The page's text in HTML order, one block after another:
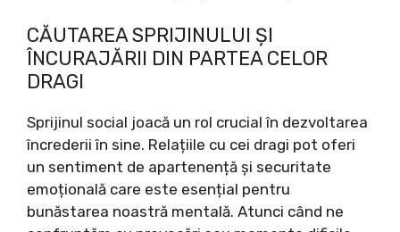
CĂUTAREA SPRIJINULUI ȘI
ÎNCURAJĂRII DIN PARTEA CELOR
DRAGI
Sprijinul social joacă un rol crucial în dezvoltarea
încrederii în sine. Relațiile cu cei dragi pot oferi
un sentiment de apartenență și securitate
emoțională care este esențial pentru
bunăstarea noastră mentală. Atunci când ne